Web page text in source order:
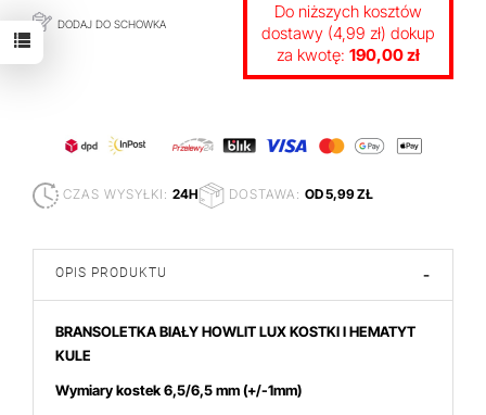
DODAJ DO SCHOWKA
Do niższych kosztów
dostawy (4,99 zł) dokup
za kwotę: 190,00 zł
CZAS WYSYŁKI: 24H DOSTAWA: OD 5,99 ZŁ
OPIS PRODUKTU -
BRANSOLETKA BIAŁY HOWLIT LUX KOSTKI I HEMATYT
KULE
Wymiary kostek 6,5/6,5mm (+/-1mm)